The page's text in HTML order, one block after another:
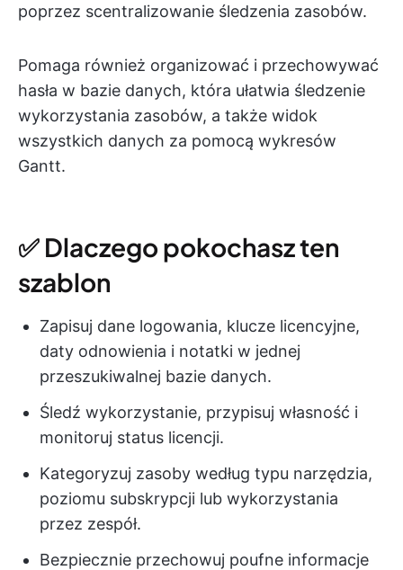
poprzez scentralizowanie śledzenia zasobów.
Pomaga również organizować i przechowywać
hasła w bazie danych, która ułatwia śledzenie
wykorzystania zasobów, a także widok
wszystkich danych za pomocą wykresów
Gantt.
✅ Dlaczego pokochasz ten
szablon
Zapisuj dane logowania, klucze licencyjne,
daty odnowienia i notatki w jednej
przeszukiwalnej bazie danych.
Śledź wykorzystanie, przypisuj własność i
monitoruj status licencji.
Kategoryzuj zasoby według typu narzędzia,
poziomu subskrypcji lub wykorzystania
przez zespół.
Bezpiecznie przechowuj poufne informacje